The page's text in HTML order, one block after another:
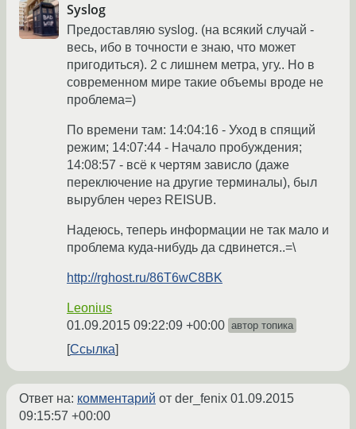
Syslog
Предоставляю syslog. (на всякий случай -
весь, ибо в точности е знаю, что может
пригодиться). 2 с лишнем метра, угу.. Но в
современном мире такие объемы вроде не
проблема=)
По времени там: 14:04:16 - Уход в спящий
режим; 14:07:44 - Начало пробуждения;
14:08:57 - всё к чертям зависло (даже
переключение на другие терминалы), был
вырублен через REISUB.
Надеюсь, теперь информации не так мало и
проблема куда-нибудь да сдвинется..=\
http://rghost.ru/86T6wC8BK
Leonius
01.09.2015 09:22:09 +00:00 автор топика
Ссылка
Ответ на: комментарий от der_fenix 01.09.2015
09:15:57 +00:00